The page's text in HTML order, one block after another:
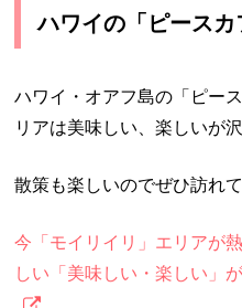
ハワイの「ピースカ
ハワイ・オアフ島の「ピー
リアは美味しい、楽しいが
散策も楽しいのでぜひ訪れ
今「モイリイリ」エリアが
しい「美味しい・楽しい」